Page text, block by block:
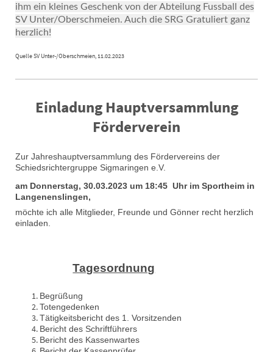
ihm ein kleines Geschenk von der Abteilung Fussball des
SV Unter/Oberschmeien. Auch die SRG Gratuliert ganz
herzlich!
Quelle SV Unter-/Oberschmeien, 11.02.2023
Einladung Hauptversammlung
Förderverein
Zur Jahreshauptversammlung des Fördervereins der
Schiedsrichtergruppe Sigmaringen e.V.
am Donnerstag, 30.03.2023 um 18:45 Uhr im Sportheim in
Langenenslingen,
möchte ich alle Mitglieder, Freunde und Gönner recht herzlich
einladen.
Tagesordnung
Begrüßung
Totengedenken
Tätigkeitsbericht des 1. Vorsitzenden
Bericht des Schriftführers
Bericht des Kassenwartes